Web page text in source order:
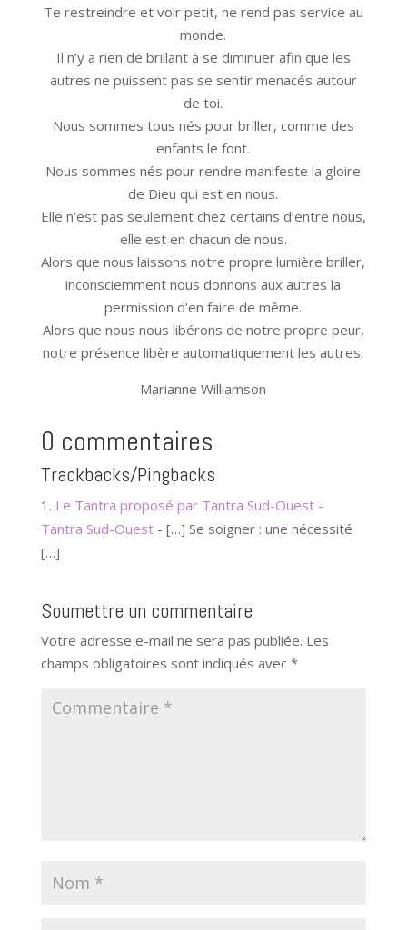
Te restreindre et voir petit, ne rend pas service au
monde.
Il n’y a rien de brillant à se diminuer afin que les
autres ne puissent pas se sentir menacés autour
de toi.
Nous sommes tous nés pour briller, comme des
enfants le font.
Nous sommes nés pour rendre manifeste la gloire
de Dieu qui est en nous.
Elle n’est pas seulement chez certains d’entre nous,
elle est en chacun de nous.
Alors que nous laissons notre propre lumière briller,
inconsciemment nous donnons aux autres la
permission d’en faire de même.
Alors que nous nous libérons de notre propre peur,
notre présence libère automatiquement les autres.
Marianne Williamson
0 commentaires
Trackbacks/Pingbacks
Le Tantra proposé par Tantra Sud-Ouest -
Tantra Sud-Ouest- […] Se soigner : une nécessité
[…]
Soumettre un commentaire
Votre adresse e-mail ne sera pas publiée. Les
champs obligatoires sont indiqués avec *